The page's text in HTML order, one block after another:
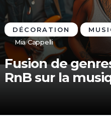
DÉCORATION
Mia Cappelli
Fusion de
RnB sur la